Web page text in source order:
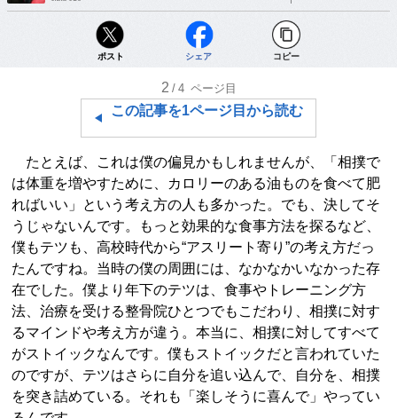
ポスト シェア コピー
2 /4 ページ目
この記事を1ページ目から読む
たとえば、これは僕の偏見かもしれませんが、「相撲で
は体重を増やすために、カロリーのある油ものを食べて肥
ればいい」という考え方の人も多かった。でも、決してそ
うじゃないんです。もっと効果的な食事方法を探るなど、
僕もテツも、高校時代から“アスリート寄り”の考え方だっ
たんですね。当時の僕の周囲には、なかなかいなかった存
在でした。僕より年下のテツは、食事やトレーニング方
法、治療を受ける整骨院ひとつでもこだわり、相撲に対す
るマインドや考え方が違う。本当に、相撲に対してすべて
がストイックなんです。僕もストイックだと言われていた
のですが、テツはさらに自分を追い込んで、自分を、相撲
を突き詰めている。それも「楽しそうに喜んで」やってい